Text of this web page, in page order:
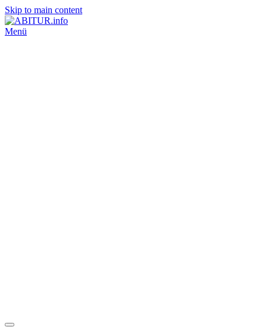
Skip to main content
Menü